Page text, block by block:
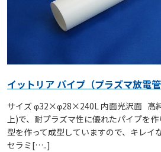
イットリア パイプ（プラズマ放電管
サイズ φ32×φ28×240L 内面光沢面 高
上)で、耐プラズマ性に優れたパイプを
型を作って成型していますので、キレイ
セラミ[…..]